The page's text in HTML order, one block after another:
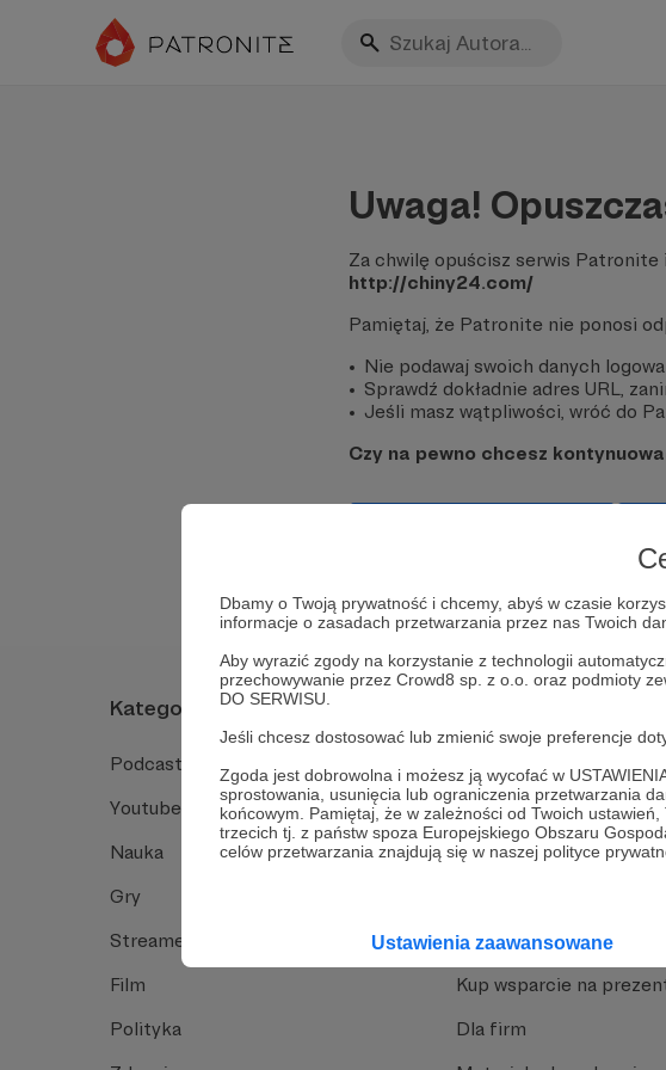
Dbamy o Twoją prywatność i chcemy, abyś w czasie
informacje o zasadach przetwarzania przez nas Twoich
Aby wyrazić zgody na korzystanie z technologii
przechowywanie przez Crowd8 sp. z o.o. oraz podmioty
DO SERWISU.
Jeśli chcesz dostosować lub zmienić swoje preferencje
Zgoda jest dobrowolna i możesz ją wycofać w
sprostowania, usunięcia lub ograniczenia przetwarzania
końcowym. Pamiętaj, że w zależności od Twoich
trzecich tj. z państw spoza Europejskiego Obszaru
celów przetwarzania znajdują się w naszej polityce
Ustawienia zaawansowane
Uwaga!
Za chwilę opuścisz serwis
http://chiny24.com/
Pamiętaj, że Patronite nie ponosi
Nie podawaj swoich danych
Sprawdź dokładnie adres URL,
Jeśli masz wątpliwości, wróć do
Czy na pewno chcesz
Kategorie
Podcast
Youtube
Nauka
Gry
Streamerzy
Film
Polityka
Jak to działa
Funkcje Patronite
Dlaczego Patronite?
Opinie Twórców
Kup wsparcie na
Dla firm